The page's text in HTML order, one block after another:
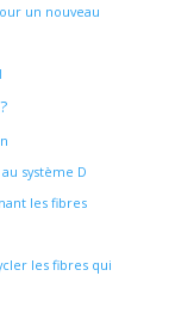
un nouveau
système D
les fibres
les fibres qui